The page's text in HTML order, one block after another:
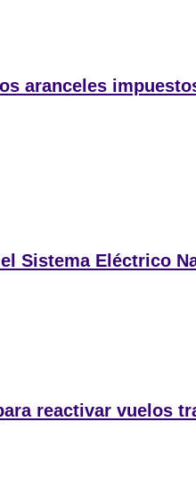
aranceles
Sistema Eléctrico
reactivar vuelos